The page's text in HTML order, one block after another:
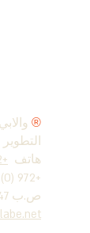
2023 والابي ®
هاتف +972 (0) 72-230-3134
+972 (0) 77-335-1264
ص.ب 147 حولون ، 5810101 إسرائيل